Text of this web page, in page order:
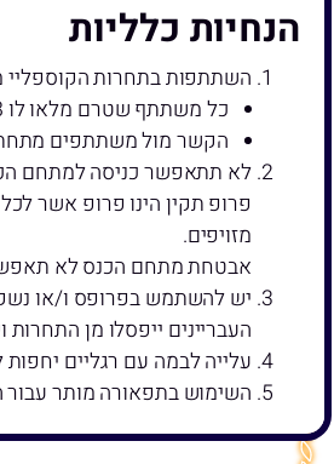
הנחיות כלליות
השתתפות בתחרות הקוספליי
כל משתתף שטרם מלאו לו 18 שנה מחוייב באישור הורים.
הקשר מול משתתפים מתחת לגיל 15 ינוהל מול הוריהם/
לא תתאפשר כניסה למתחם
פרופ תקין הינו פרופ אשר
מזויפים.
אבטחת מתחם הכנס לא
יש להשתמש בפרופס ו/או
העבריינים ייפסלו מן התחרות
עלייה לבמה עם רגליים
השימוש בתפאורה מותר